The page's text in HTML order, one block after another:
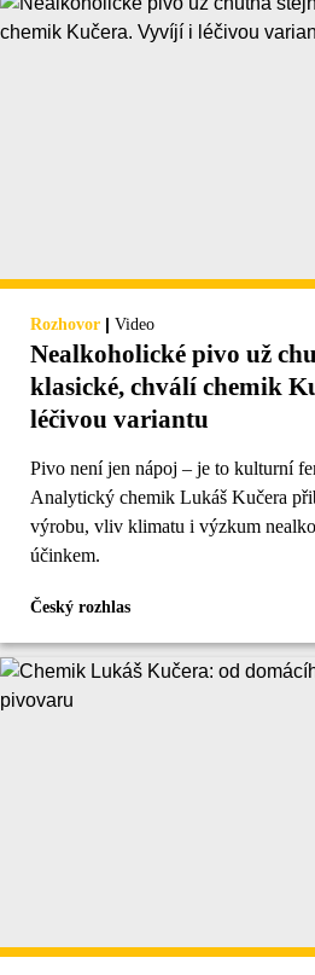
Rozhovor | Video
Nealkoholické pivo už
klasické, chválí chemik
léčivou variantu
Pivo není jen nápoj – je to kulturní
Analytický chemik Lukáš Kučera
výrobu, vliv klimatu i výzkum
účinkem.
Český rozhlas